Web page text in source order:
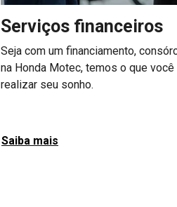
Serviços financeiros
Seja com um financiamento,
na Honda Motec, temos o que
realizar seu sonho.
Saiba mais